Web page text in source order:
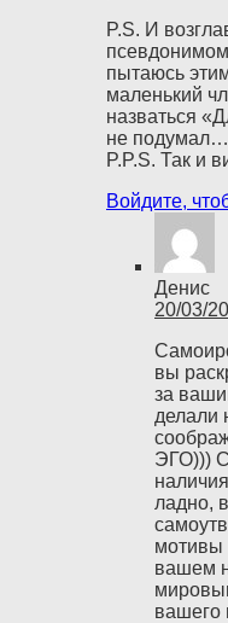
P.S. И
псевдонимом
пытаюсь
маленький
назваться
не подумал…
P.P.S. Так и
Войдите,
Денис
20/03/
вы
за
делали
ЭГО)))
ладно,
мотивы
вашем
вашего